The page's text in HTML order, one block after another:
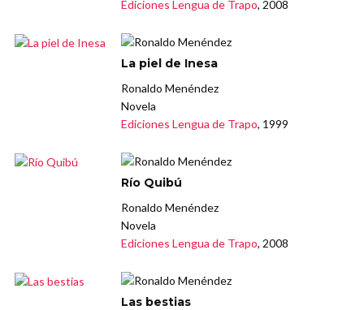
Ediciones Lengua de Trapo, 2008
La piel de Inesa
Ronaldo Menéndez
Novela
Ediciones Lengua de Trapo, 1999
Río Quibú
Ronaldo Menéndez
Novela
Ediciones Lengua de Trapo, 2008
Las bestias